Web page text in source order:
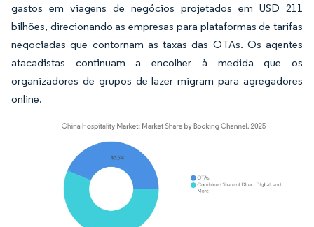
gastos em viagens de negócios projetados em USD 211
bilhões, direcionando as empresas para plataformas de tarifas
negociadas que contornam as taxas das OTAs. Os agentes
atacadistas continuam a encolher à medida que os
organizadores de grupos de lazer migram para agregadores
online.